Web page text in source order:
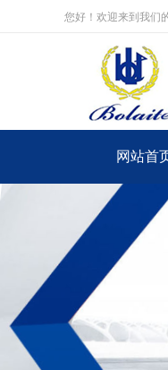
您好！欢迎来到我们
网站首